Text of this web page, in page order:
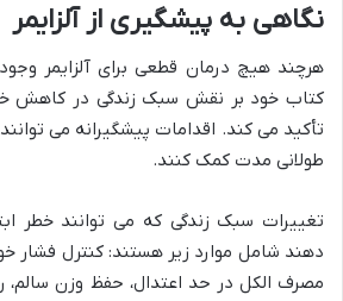
نگاهی به پیشگیری از آلزایمر
هرچند هیچ درمان قطعی برای آلزایمر وجود
کتاب خود بر نقش سبک زندگی در کاهش
تأکید می کند. اقدامات پیشگیرانه می
طولانی مدت کمک کنند.
تغییرات سبک زندگی که می توانند خطر
دهند شامل موارد زیر هستند: کنترل فشار
مصرف الکل در حد اعتدال، حفظ وزن سالم،